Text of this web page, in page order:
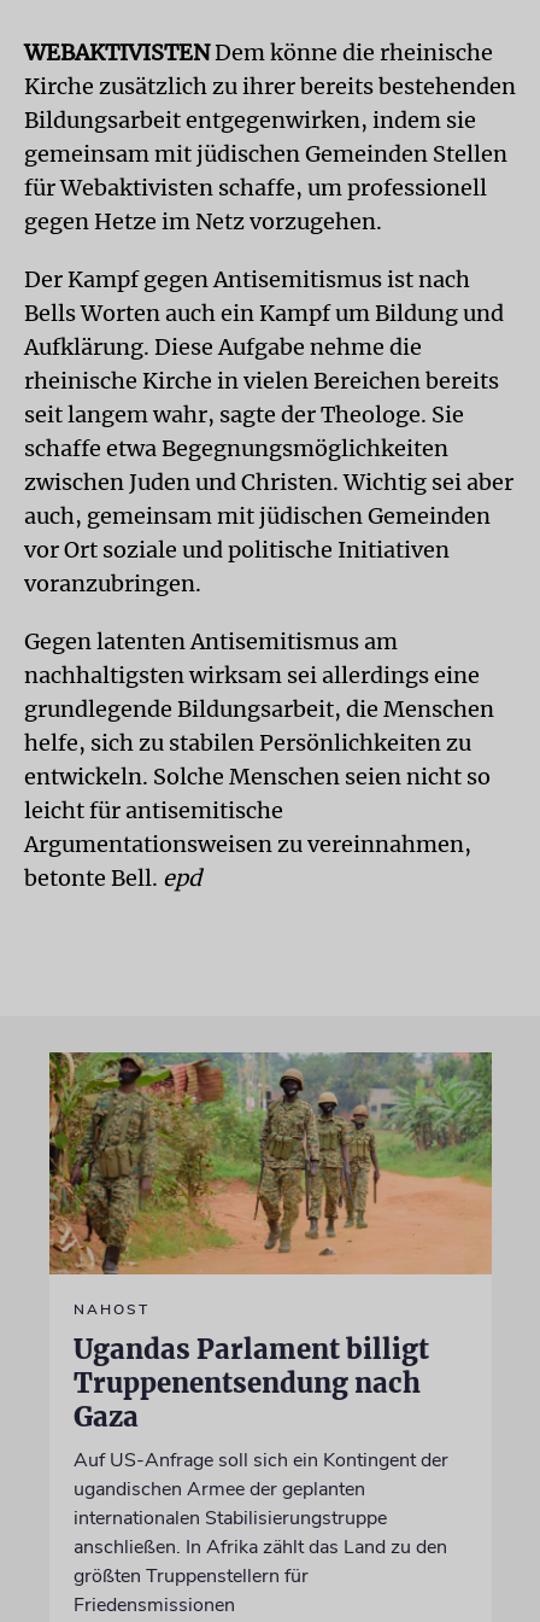
WEBAKTIVISTENDem könne die rheinische
Kirche zusätzlich zu ihrer bereits bestehenden
Bildungsarbeit entgegenwirken, indem sie
gemeinsam mit jüdischen Gemeinden Stellen
für Webaktivisten schaffe, um professionell
gegen Hetze im Netz vorzugehen.
Der Kampf gegen Antisemitismus ist nach
Bells Worten auch ein Kampf um Bildung und
Aufklärung. Diese Aufgabe nehme die
rheinische Kirche in vielen Bereichen bereits
seit langem wahr, sagte der Theologe. Sie
schaffe etwa Begegnungsmöglichkeiten
zwischen Juden und Christen. Wichtig sei aber
auch, gemeinsam mit jüdischen Gemeinden
vor Ort soziale und politische Initiativen
voranzubringen.
Gegen latenten Antisemitismus am
nachhaltigsten wirksam sei allerdings eine
grundlegende Bildungsarbeit, die Menschen
helfe, sich zu stabilen Persönlichkeiten zu
entwickeln. Solche Menschen seien nicht so
leicht für antisemitische
Argumentationsweisen zu vereinnahmen,
betonte Bell. epd
NAHOST
Ugandas Parlament billigt
Truppenentsendung nach
Gaza
Auf US-Anfrage soll sich ein Kontingent der
ugandischen Armee der geplanten
internationalen Stabilisierungstruppe
anschließen. In Afrika zählt das Land zu den
größten Truppenstellern für
Friedensmissionen